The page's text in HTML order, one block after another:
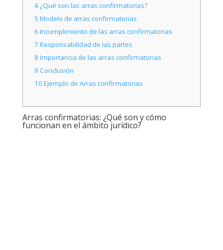
4 ¿Qué son las arras confirmatorias?
5 Modelo de arras confirmatorias
6 Incumplimiento de las arras confirmatorias
7 Responsabilidad de las partes
8 Importancia de las arras confirmatorias
9 Conclusión
10 Ejemplo de Arras confirmatorias
Arras confirmatorias: ¿Qué son y cómo
funcionan en el ámbito jurídico?